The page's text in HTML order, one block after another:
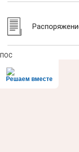
ПОС
Решаем вместе